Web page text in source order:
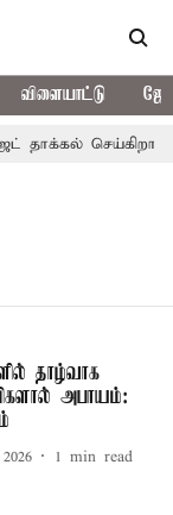
விளையாட்டு
தாக்கல் செய்கிறார்
தாழ்வாக
அபாயம்:
1 min read